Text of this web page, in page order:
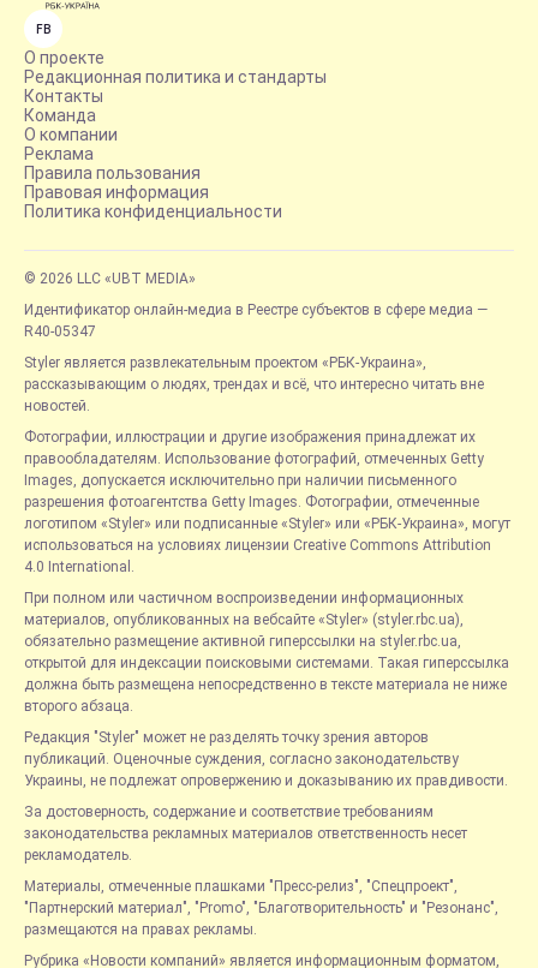
FB
О проекте
Редакционная политика и стандарты
Контакты
Команда
О компании
Реклама
Правила пользования
Правовая информация
Политика конфиденциальности
© 2026 LLC «UBT MEDIA»
Идентификатор онлайн-медиа в Реестре субъектов в сфере медиа —
R40-05347
Styler является развлекательным проектом «РБК-Украина»,
рассказывающим о людях, трендах и всё, что интересно читать вне
новостей.
Фотографии, иллюстрации и другие изображения принадлежат их
правообладателям. Использование фотографий, отмеченных Getty
Images, допускается исключительно при наличии письменного
разрешения фотоагентства Getty Images. Фотографии, отмеченные
логотипом «Styler» или подписанные «Styler» или «РБК-Украина», могут
использоваться на условиях лицензии Creative Commons Attribution
4.0 International.
При полном или частичном воспроизведении информационных
материалов, опубликованных на вебсайте «Styler» (styler.rbc.ua),
обязательно размещение активной гиперссылки на styler.rbc.ua,
открытой для индексации поисковыми системами. Такая гиперссылка
должна быть размещена непосредственно в тексте материала не ниже
второго абзаца.
Редакция "Styler" может не разделять точку зрения авторов
публикаций. Оценочные суждения, согласно законодательству
Украины, не подлежат опровержению и доказыванию их правдивости.
За достоверность, содержание и соответствие требованиям
законодательства рекламных материалов ответственность несет
рекламодатель.
Материалы, отмеченные плашками "Пресс-релиз", "Спецпроект",
"Партнерский материал", "Promo", "Благотворительность" и "Резонанс",
размещаются на правах рекламы.
Рубрика «Новости компаний» является информационным форматом,